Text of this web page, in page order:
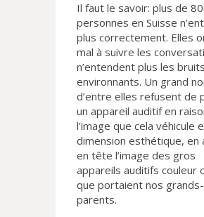
Il faut le savoir: plus de
personnes en Suisse
plus correctement. Elles
mal à suivre les
n’entendent plus les bruits
environnants. Un grand
d’entre elles refusent de
un appareil auditif en
l’image que cela véhicule
dimension esthétique, en
en tête l’image des gros
appareils auditifs couleur
que portaient nos grands-
parents.